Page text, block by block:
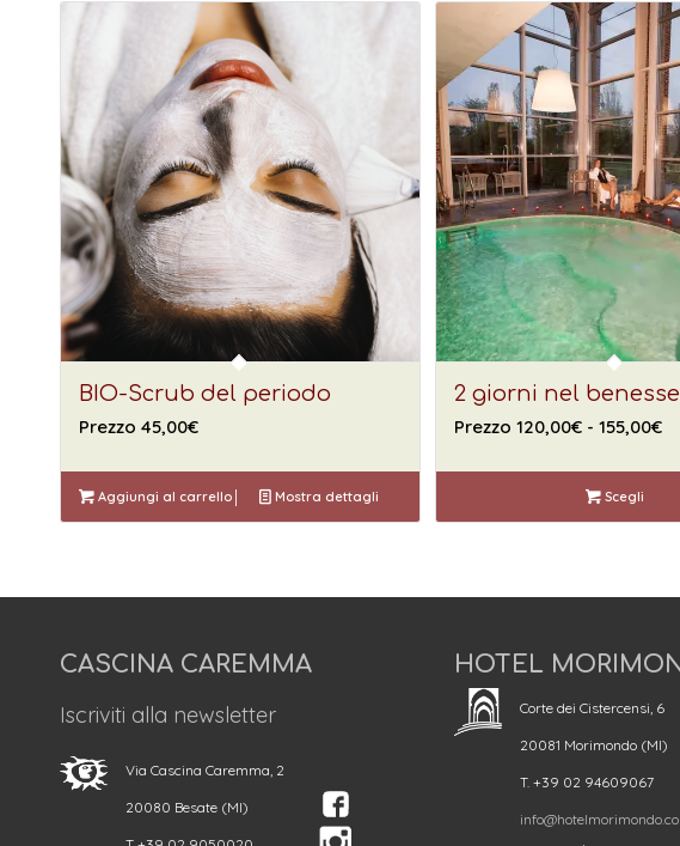
BIO-Scrub del periodo
Prezzo 45,00€
Aggiungi al carrello Mostra dettagli
2 giorni nel
Prezzo120,00€ - 155,00€
a
Scegli
CASCINA CAREMMA
Iscriviti alla newsletter
Via Cascina Caremma, 2
20080 Besate (MI)
HOTEL
Corte dei Cistercensi, 6
20081 Morimondo (MI)
T. +39 02 94609067